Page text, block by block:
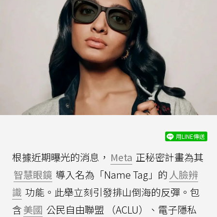
用LINE傳送
根據近期曝光的消息， Meta 正秘密計畫為其
智慧眼鏡 導入名為「Name Tag」的 人臉辨
識 功能。此舉立刻引發排山倒海的反彈。包
含美國 公民自由聯盟 （ACLU）、電子隱私